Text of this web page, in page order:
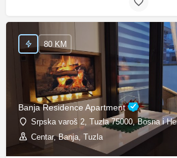
Banja Residence Apartment
Srpska varoš 2, Tuzla 75000, Bosna i
Centar, Banja, Tuzla
80 KM